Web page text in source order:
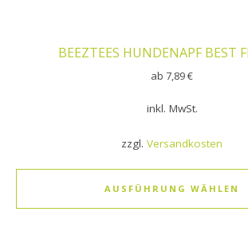
BEEZTEES HUNDENAPF BEST
ab7,89€
inkl. MwSt.
zzgl.Versandkosten
AUSFÜHRUNG WÄHLEN